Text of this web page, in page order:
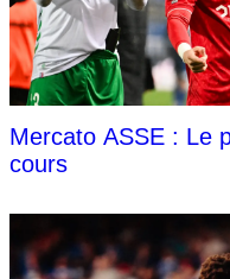
Mercato ASSE : Le
cours